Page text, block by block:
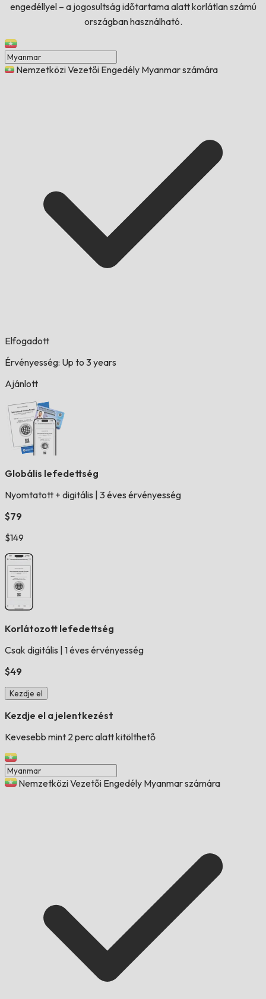
engedéllyel – a jogosultság időtartama alatt korlátlan számú
országban használható.
Nemzetközi Vezetői Engedély Myanmar számára
Elfogadott
Érvényesség: Up to 3 years
Ajánlott
Globális lefedettség
Nyomtatott + digitális 3 éves érvényesség
$79
$149
Korlátozott lefedettség
Csak digitális 1 éves érvényesség
$49
Kezdje el
Kezdje el a jelentkezést
Kevesebb mint 2 perc alatt kitölthető
Nemzetközi Vezetői Engedély Myanmar számára